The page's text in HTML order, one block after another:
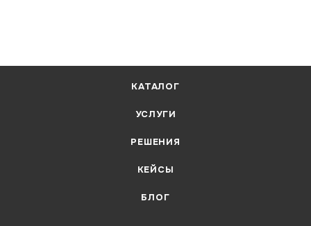
КАТАЛОГ
УСЛУГИ
РЕШЕНИЯ
КЕЙСЫ
БЛОГ